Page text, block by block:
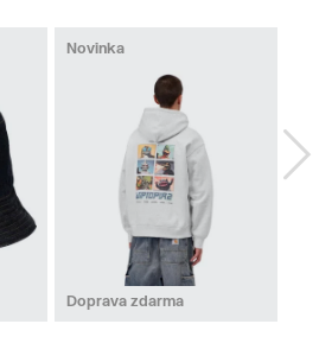
Doprava zdarma
Novinka
MLXL